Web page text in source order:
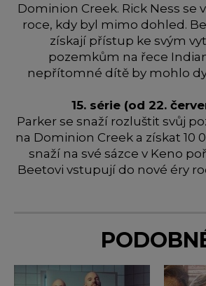
Dominion Creek. Rick Ness se
roce, kdy byl mimo dohled.
získají přístup ke svým
pozemkům na řece
nepřítomné dítě by mohlo
15. série (od 22.
Parker se snaží rozluštit svůj
na Dominion Creek a získat 10
snaží na své sázce v Keno
Beetovi vstupují do nové éry